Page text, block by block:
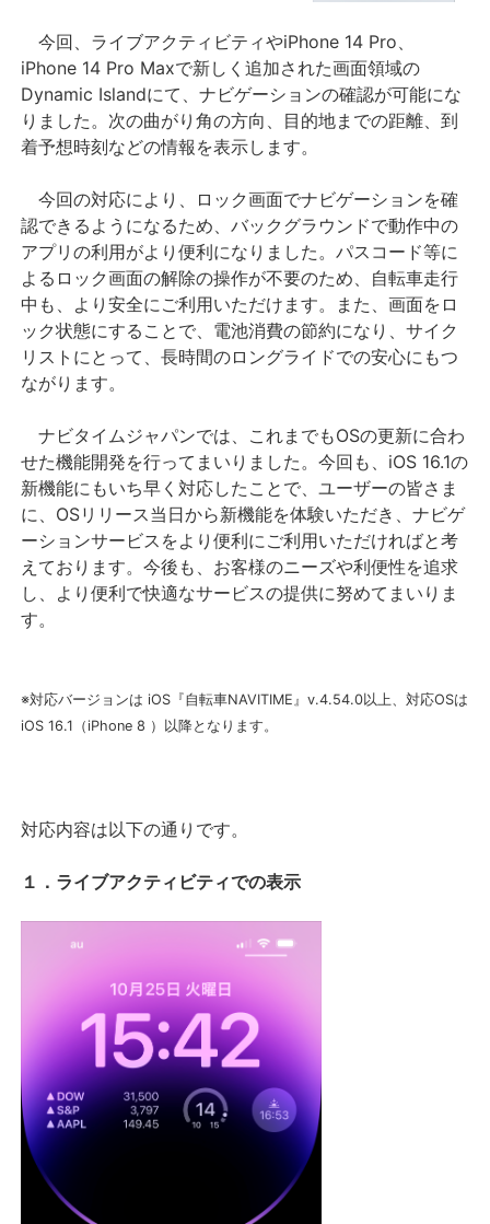
今回、ライブアクティビティやiPhone 14 Pro、
iPhone 14 Pro Maxで新しく追加された画面領域の
Dynamic Islandにて、ナビゲーションの確認が可能にな
りました。次の曲がり角の方向、目的地までの距離、到
着予想時刻などの情報を表示します。
今回の対応により、ロック画面でナビゲーションを確
認できるようになるため、バックグラウンドで動作中の
アプリの利用がより便利になりました。パスコード等に
よるロック画面の解除の操作が不要のため、自転車走行
中も、より安全にご利用いただけます。また、画面をロ
ック状態にすることで、電池消費の節約になり、サイク
リストにとって、長時間のロングライドでの安心にもつ
ながります。
ナビタイムジャパンでは、これまでもOSの更新に合わ
せた機能開発を行ってまいりました。今回も、iOS 16.1の
新機能にもいち早く対応したことで、ユーザーの皆さま
に、OSリリース当日から新機能を体験いただき、ナビゲ
ーションサービスをより便利にご利用いただければと考
えております。今後も、お客様のニーズや利便性を追求
し、より便利で快適なサービスの提供に努めてまいりま
す。
※対応バージョンは iOS『自転車NAVITIME』v.4.54.0以上、対応OSは
iOS 16.1（iPhone 8 ）以降となります。
対応内容は以下の通りです。
１．ライブアクティビティでの表示